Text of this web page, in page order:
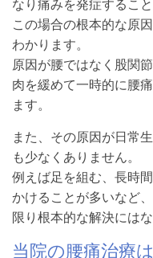
なり痛みを発症すること
この場合の根本的な原
わかります。
原因が腰ではなく股関
肉を緩めて一時的に腰
ます。
また、その原因が日常
も少なくありません。
例えば足を組む、長時
かけることが多いなど
限り根本的な解決にはな
当院の腰痛治療